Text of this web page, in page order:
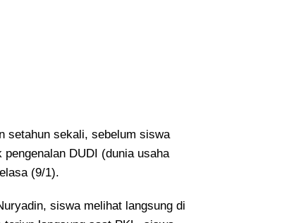
setahun sekali, sebelum siswa
DUDI (dunia usaha
(9/1).
siswa melihat langsung di